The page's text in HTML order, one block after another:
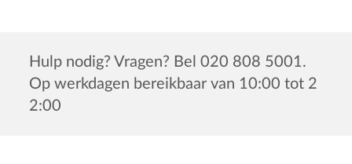
Hulp nodig? Vragen? Bel 020 808 5001.
Op werkdagen bereikbaar van 10:00 tot 2
2:00